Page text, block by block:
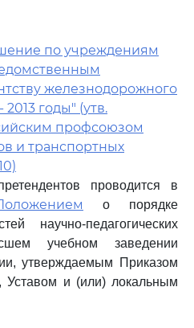
по учреждениям
железнодорожного
2013 годы" (утв.
профсоюзом
и транспортных
проводится в
о порядке
научно-педагогических
учебном заведении
утверждаемым Приказом
Уставом и (или) локальным